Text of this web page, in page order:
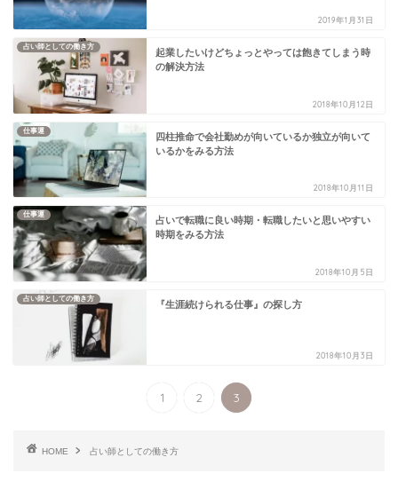
2019年1月31日
占い師としての働き方
起業したいけどちょっとやっては飽きてしまう時
の解決方法
2018年10月12日
仕事運
四柱推命で会社勤めが向いているか独立が向いて
いるかをみる方法
2018年10月11日
仕事運
占いで転職に良い時期・転職したいと思いやすい
時期をみる方法
2018年10月5日
占い師としての働き方
『生涯続けられる仕事』の探し方
2018年10月3日
1 2 3
HOME 占い師としての働き方